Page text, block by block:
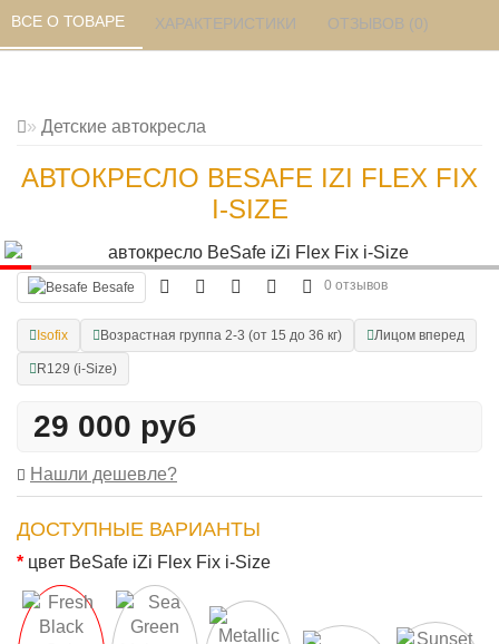
Детские автокресла
АВТОКРЕСЛО BESAFE IZI FLEX FIX
I-SIZE
ВСЕ О ТОВАРЕ ХАРАКТЕРИСТИКИ ОТЗЫВОВ (0)
Besafe 0 отзывов
Isofix Возрастная группа 2-3 (от 15 до 36 кг) Лицом вперед
R129 (i-Size)
29 000 руб
Нашли дешевле?
ДОСТУПНЫЕ ВАРИАНТЫ
цвет BeSafe iZi Flex Fix i-Size